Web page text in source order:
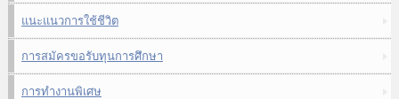
แนะแนวการใช้ชีวิต
การสมัครขอรับทุนการศึกษา
การทำงานพิเศษ